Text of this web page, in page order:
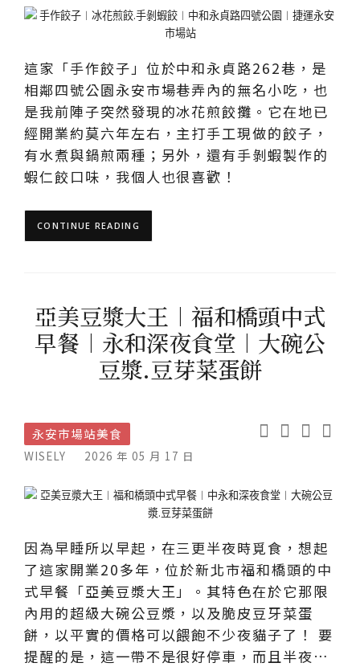
這家「手作餃子」位於中和永貞路262巷，是
相鄰四號公園永安市場巷弄內的無名小吃，也
是我前陣子突然發現的冰花煎餃攤。它在地已
經開業約莫六年左右，主打手工現做的餃子，
有水煮與鍋煎兩種；另外，還有手剝蝦製作的
蝦仁餃口味，我個人也很喜歡！
CONTINUE READING
亞美豆漿大王︱福和橋頭中式
早餐︱永和深夜食堂︱大碗公
豆漿.豆芽菜蛋餅
永安市場站美食
WISELY 2026 年 05 月 17 日
因為早睡所以早起，在三更半夜時覓食，想起
了這家開業20多年，位於新北市福和橋頭的中
式早餐「亞美豆漿大王」。其特色在於它那限
內用的超級大碗公豆漿，以及脆皮豆牙菜蛋
餅，以平實的價格可以餵飽不少夜貓子了！ 要
提醒的是，這一帶不是很好停車，而且半夜…